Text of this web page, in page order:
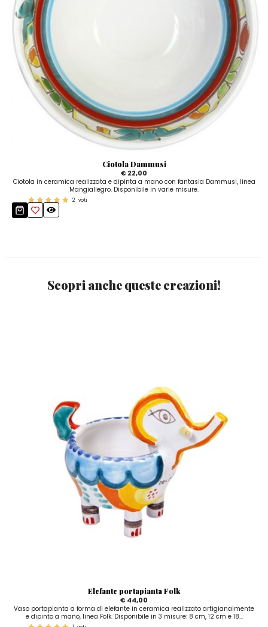
Ciotola Dammusi
€ 22,00
Ciotola in ceramica realizzata e dipinta a mano con fantasia Dammusi, linea
Mangiallegro. Disponibile in varie misure.
2 voti
Scopri anche queste creazioni!
Elefante portapianta Folk
€ 44,00
Vaso portapianta a forma di elefante in ceramica realizzato artigianalmente
e dipinto a mano, linea Folk. Disponibile in 3 misure: 8 cm, 12 cm e 18...